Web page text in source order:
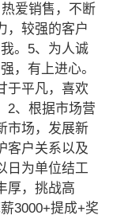
爱销售，不断
，较强的客户
。5、为人诚
，有上进心。
于平凡，喜欢
2、根据市场营
市场，发展新
客户关系以及
日为单位结工
厚，挑战高
3000+提成+奖